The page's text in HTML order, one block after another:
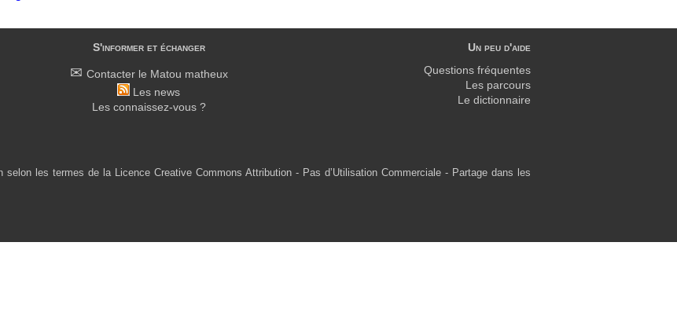
S'informer et échanger
Contacter le Matou matheux
Les news
Les connaissez-vous ?
Un peu d'aide
Questions fréquentes
Les parcours
Le dictionnaire
les termes de la Licence Creative Commons Attribution - Pas d’Utilisation Commerciale - Partage dans les